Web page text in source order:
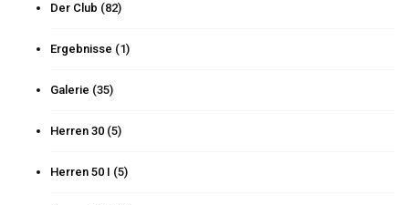
Der Club (82)
Ergebnisse (1)
Galerie (35)
Herren 30 (5)
Herren 50 I (5)